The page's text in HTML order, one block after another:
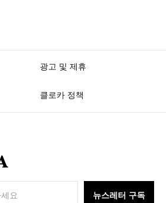
광고 및 제휴
클로카 정책
뉴스레터 구독